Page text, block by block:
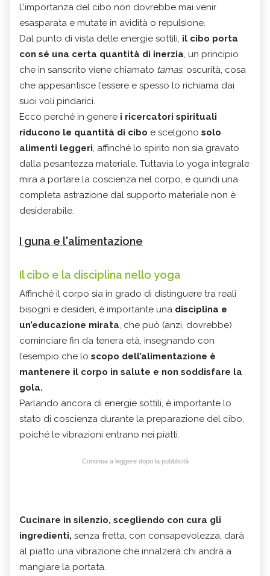
L’importanza del cibo non dovrebbe mai venir
esasparata e mutate in avidità o repulsione.
Dal punto di vista delle energie sottili, il cibo porta
con sé una certa quantità di inerzia, un principio
che in sanscrito viene chiamato tamas, oscurità, cosa
che appesantisce l’essere e spesso lo richiama dai
suoi voli pindarici.
Ecco perché in genere i ricercatori spirituali
riducono le quantità di cibo e scelgono solo
alimenti leggeri, affinché lo spirito non sia gravato
dalla pesantezza materiale. Tuttavia lo yoga integrale
mira a portare la coscienza nel corpo, e quindi una
completa astrazione dal supporto materiale non è
desiderabile.
I guna e l'alimentazione
Il cibo e la disciplina nello yoga
Affinché il corpo sia in grado di distinguere tra reali
bisogni e desideri, è importante una disciplina e
un’educazione mirata, che può (anzi, dovrebbe)
cominciare fin da tenera età, insegnando con
l’esempio che lo scopo dell’alimentazione è
mantenere il corpo in salute e non soddisfare la
gola.
Parlando ancora di energie sottili, è importante lo
stato di coscienza durante la preparazione del cibo,
poiché le vibrazioni entrano nei piatti.
Continua a leggere dopo la pubblicità
Cucinare in silenzio, scegliendo con cura gli
ingredienti, senza fretta, con consapevolezza, darà
al piatto una vibrazione che innalzerà chi andrà a
mangiare la portata.